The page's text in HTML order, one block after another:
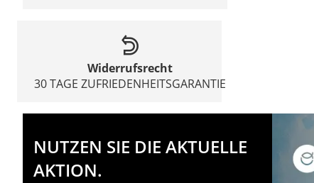
Widerrufsrecht
30 TAGE ZUFRIEDENHEITSGARANTIE
NUTZEN SIE DIE AKTUELLE
AKTION.